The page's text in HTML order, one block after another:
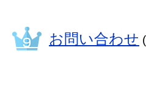
お問い合わせ